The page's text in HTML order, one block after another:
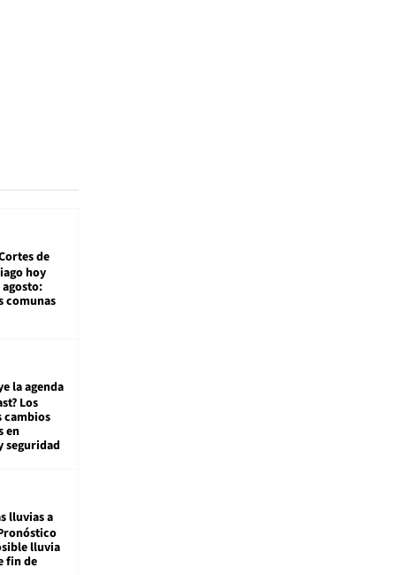
de
hoy
agosto:
comunas
la agenda
Los
cambios
en
seguridad
lluvias a
lluvia
fin de